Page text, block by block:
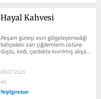
Hayal Kahvesi
Akşam güneşi evin gölgeleyemediği
bahçedeki sarı çiğdemlerin üstüne
düştü, kedi, çardakta kıvrılmış akşam
keyfi yapıyor ve ben...
09.07.2025
40
Yeşilgiresun